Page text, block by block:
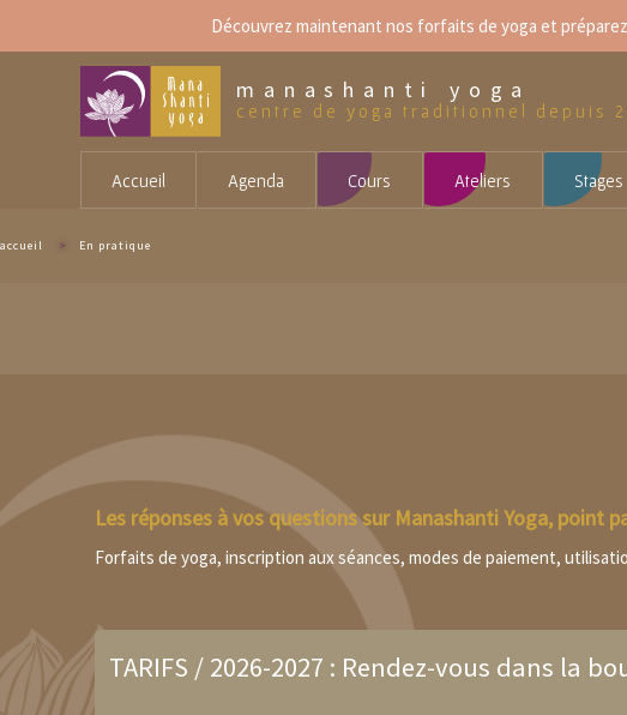
contenu
Découvrez maintenant nos forfaits de yoga et
manashanti yoga
centre de yoga traditionnel depuis
Accueil Agenda Cours Ateliers Stages
accueil > En pratique
Les réponses à vos questions sur Manashanti Yoga, point
Forfaits de yoga, inscription aux séances, modes de paiement,
TARIFS / 2026-2027 : Rendez-vous dans la